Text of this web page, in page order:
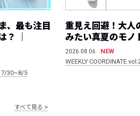
、最も注目
？ ｜
7/30~8/5
重見え回避！大人
みたい真夏のモノ
2026.08.06
NEW
WEEKLY COORDINATE
すべて見る